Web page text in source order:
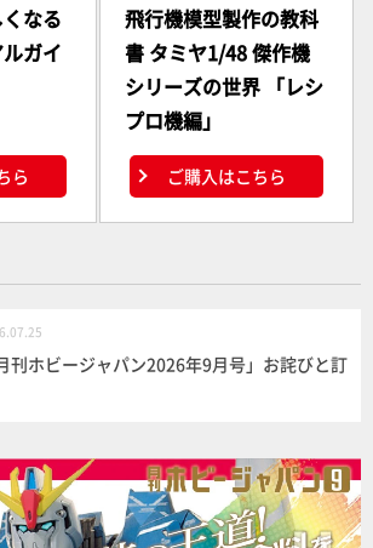
なる
ガイ
ら
飛行機模型製作の教科
書 タミヤ1/48 傑作機
シリーズの世界 「レシ
プロ機編」
ご購入はこちら
月刊ホビージャパン2026年9月号」お詫びと訂